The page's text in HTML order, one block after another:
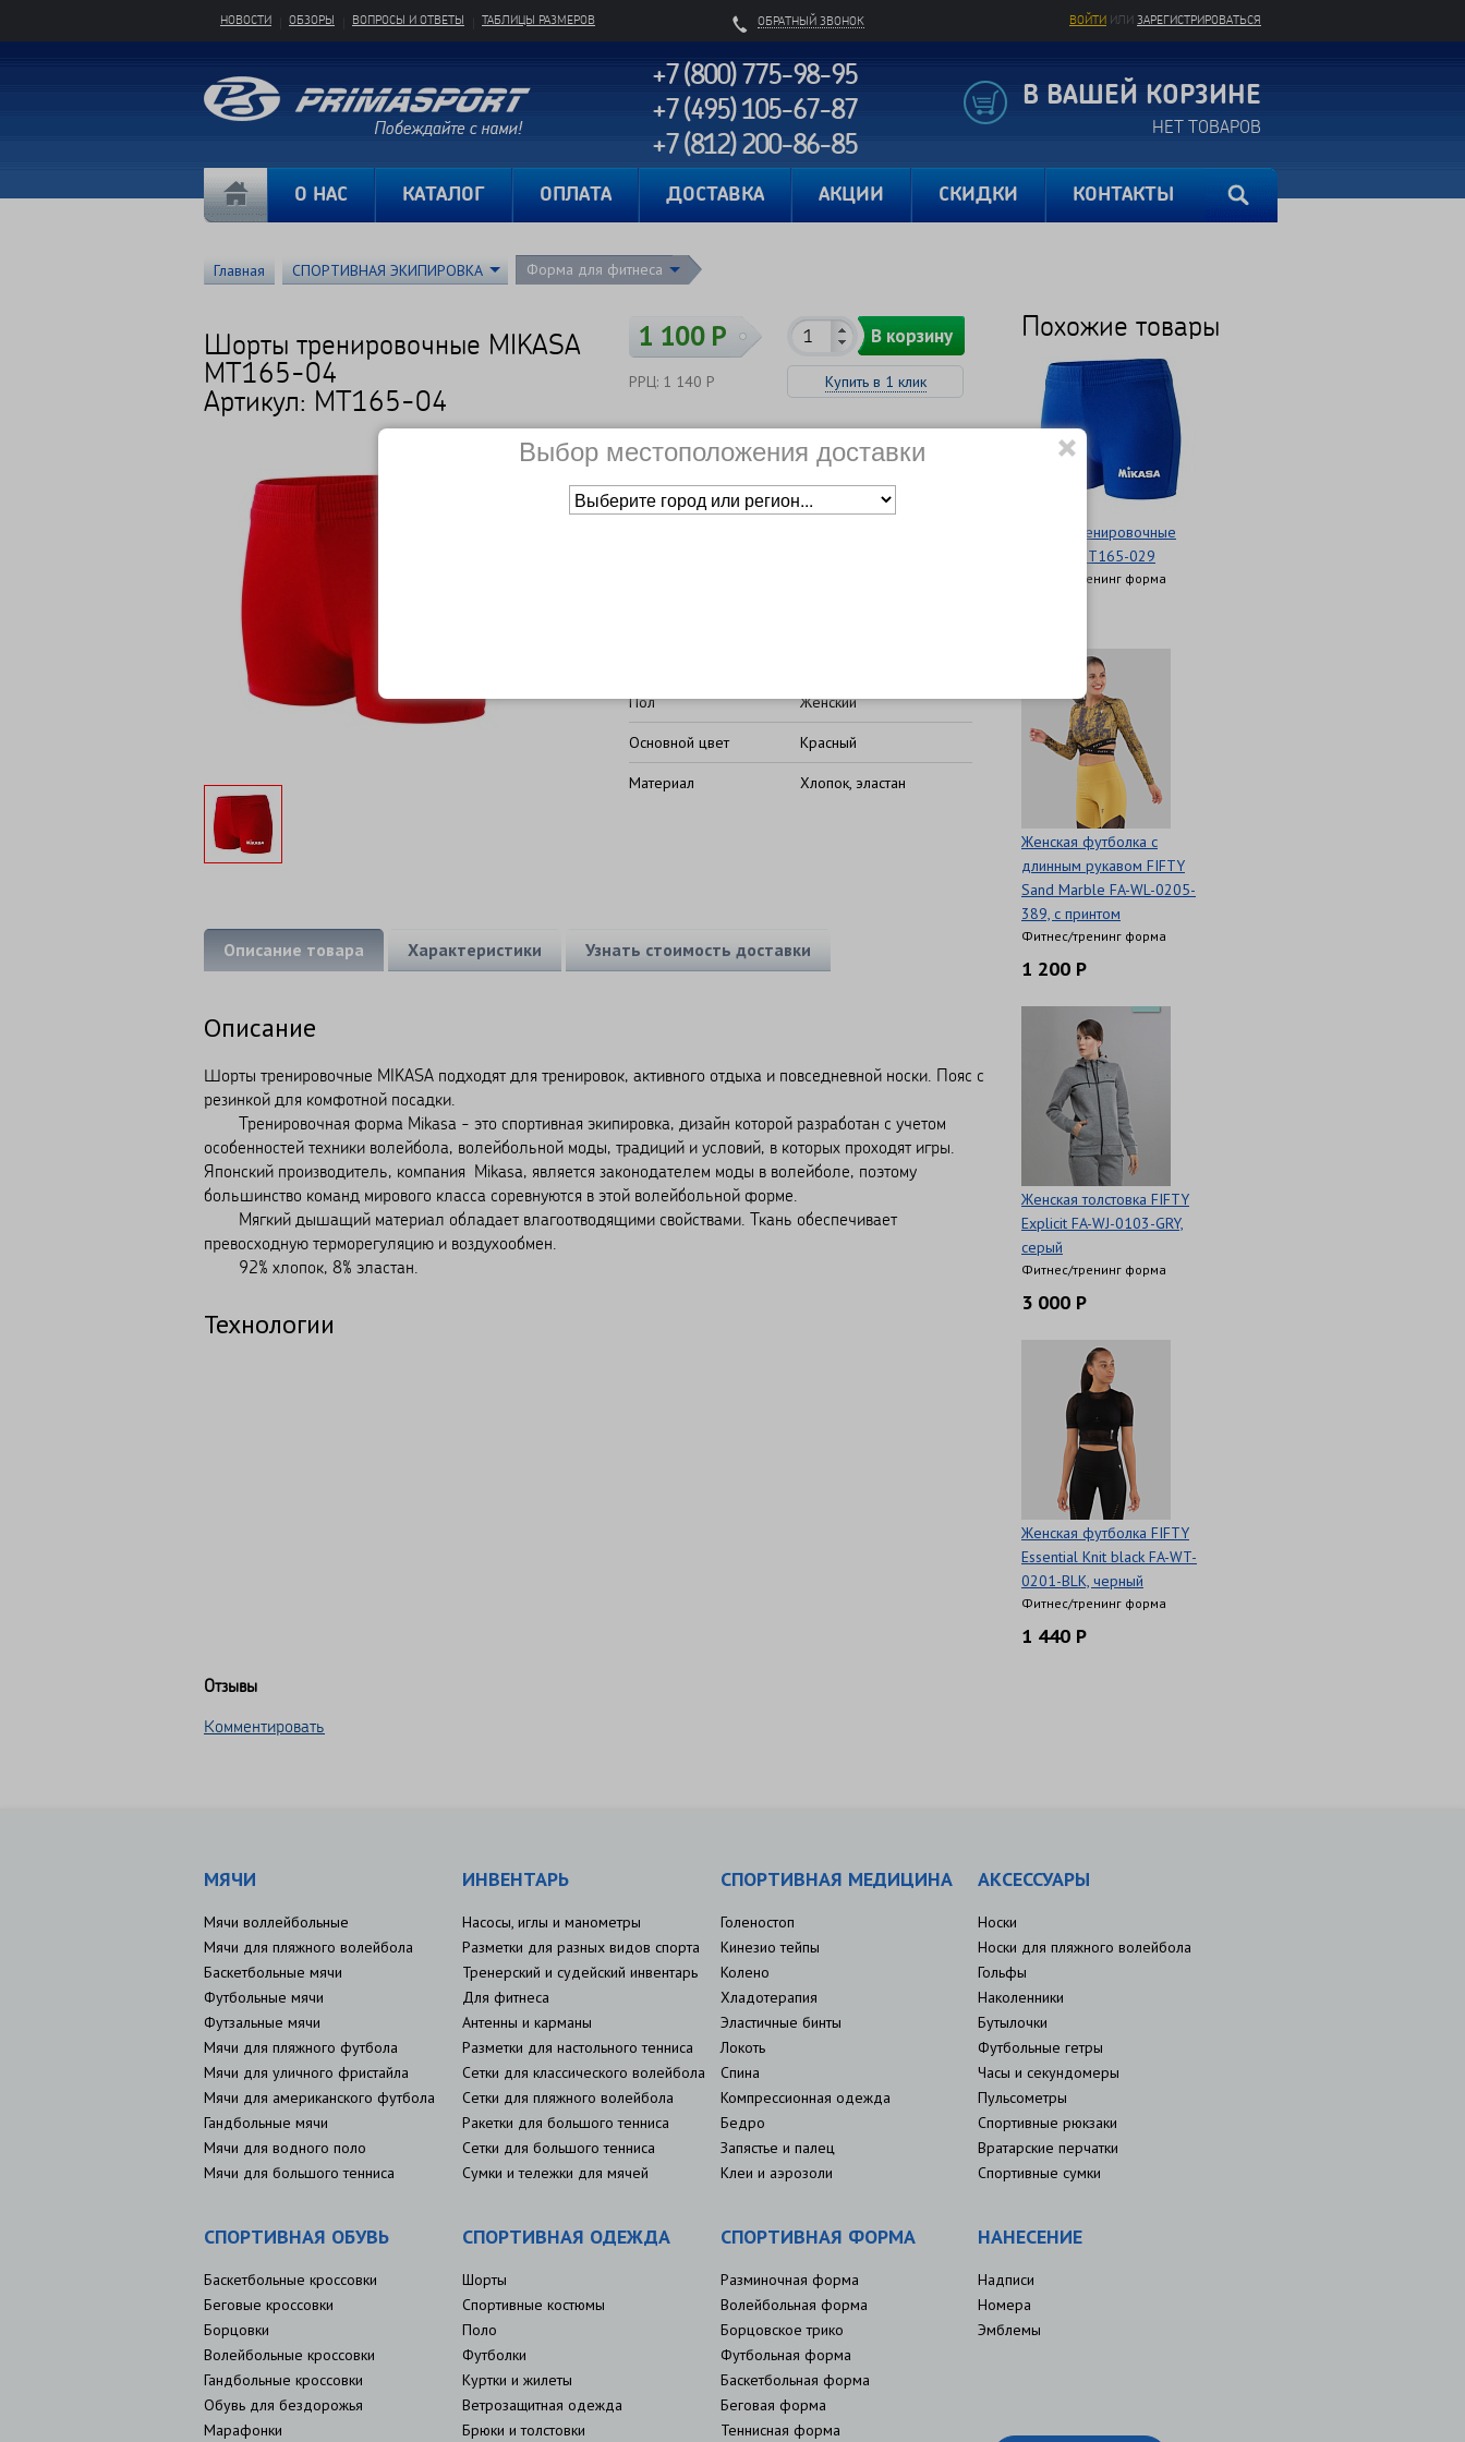
ОБРАТНЫЙ ЗВОНОК ВОЙТИ ИЛИ ЗАРЕГИСТРИРОВАТЬСЯ
НОВОСТИ ОБЗОРЫ ВОПРОСЫ И ОТВЕТЫ ТАБЛИЦЫ РАЗМЕРОВ
+7 (800) 775-98-95
+7 (495) 105-67-87
+7 (812) 200-86-85
В ВАШЕЙ КОРЗИНЕ
НЕТ ТОВАРОВ
О НАС КАТАЛОГ ОПЛАТА ДОСТАВКА АКЦИИ СКИДКИ КОНТАКТЫ
Главная СПОРТИВНАЯ ЭКИПИРОВКА Форма для фитнеса
Шорты тренировочные MIKASA
MT165-04
Артикул: MT165-04
1 100 Р
РРЦ: 1 140 Р
В корзину
Купить в 1 клик
Размер US
RUS
Пол Женский
Основной цвет Красный
Материал Хлопок, эластан
Описание товара Характеристики Узнать стоимость доставки
Описание
Шорты тренировочные MIKASA подходят для тренировок, активного отдыха и повседневной носки. Пояс с
резинкой для комфотной посадки.
Тренировочная форма Mikasa - это спортивная экипировка, дизайн которой разработан с учетом
особенностей техники волейбола, волейбольной моды, традиций и условий, в которых проходят игры.
Японский производитель, компания Mikasa, является законодателем моды в волейболе, поэтому
большинство команд мирового класса соревнуются в этой волейбольной форме.
Мягкий дышащий материал обладает влагоотводящими свойствами. Ткань обеспечивает
превосходную терморегуляцию и воздухообмен.
92% хлопок, 8% эластан.
Технологии
Похожие товары
Шорты тренировочные
MIKASA MT165-029
Фитнес/тренинг форма
Женская футболка с
длинным рукавом FIFTY
Sand Marble FA-WL-0205-
389, с принтом
Фитнес/тренинг форма
1 200 Р
Женская толстовка FIFTY
Explicit FA-WJ-0103-GRY,
серый
Фитнес/тренинг форма
3 000 Р
Женская футболка FIFTY
Essential Knit black FA-WT-
0201-BLK, черный
Фитнес/тренинг форма
1 440 Р
Отзывы
Комментировать
МЯЧИ
Мячи воллейбольные
Мячи для пляжного волейбола
Баскетбольные мячи
Футбольные мячи
Футзальные мячи
Мячи для пляжного футбола
Мячи для уличного фристайла
Мячи для американского футбола
Гандбольные мячи
Мячи для водного поло
Мячи для большого тенниса
ИНВЕНТАРЬ
Насосы, иглы и манометры
Разметки для разных видов спорта
Тренерский и судейский инвентарь
Для фитнеса
Антенны и карманы
Разметки для настольного тенниса
Сетки для классического волейбола
Сетки для пляжного волейбола
Ракетки для большого тенниса
Сетки для большого тенниса
Сумки и тележки для мячей
СПОРТИВНАЯ МЕДИЦИНА
Голеностоп
Кинезио тейпы
Колено
Хладотерапия
Эластичные бинты
Локоть
Спина
Компрессионная одежда
Бедро
Запястье и палец
Клеи и аэрозоли
АКСЕССУАРЫ
Носки
Носки для пляжного волейбола
Гольфы
Наколенники
Бутылочки
Футбольные гетры
Часы и секундомеры
Пульсометры
Спортивные рюкзаки
Вратарские перчатки
Спортивные сумки
СПОРТИВНАЯ ОБУВЬ
Баскетбольные кроссовки
Беговые кроссовки
Борцовки
Волейбольные кроссовки
Гандбольные кроссовки
Обувь для бездорожья
Марафонки
СПОРТИВНАЯ ОДЕЖДА
Шорты
Спортивные костюмы
Поло
Футболки
Куртки и жилеты
Ветрозащитная одежда
Брюки и толстовки
СПОРТИВНАЯ ФОРМА
Разминочная форма
Волейбольная форма
Борцовское трико
Футбольная форма
Баскетбольная форма
Беговая форма
Теннисная форма
НАНЕСЕНИЕ
Надписи
Номера
Эмблемы
Выбор местоположения доставки